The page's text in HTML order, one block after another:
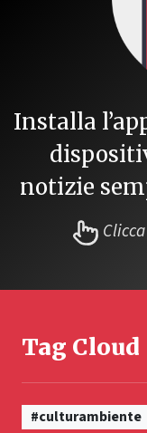
Installa
notizie
Tag Cloud
#culturambiente